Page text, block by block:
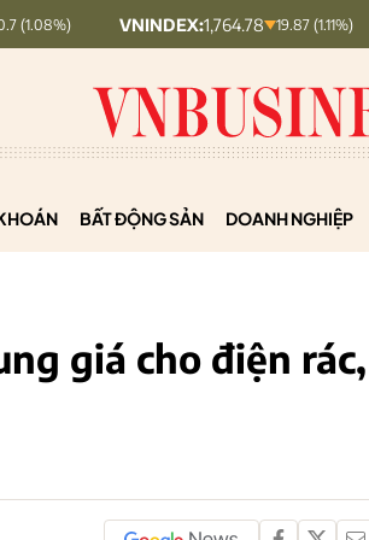
VNINDEX: 1,764.78 19.87 (1.11%) HNX30:
BẤT ĐỘNG SẢN DOANH NGHIỆP
giá cho điện rác,